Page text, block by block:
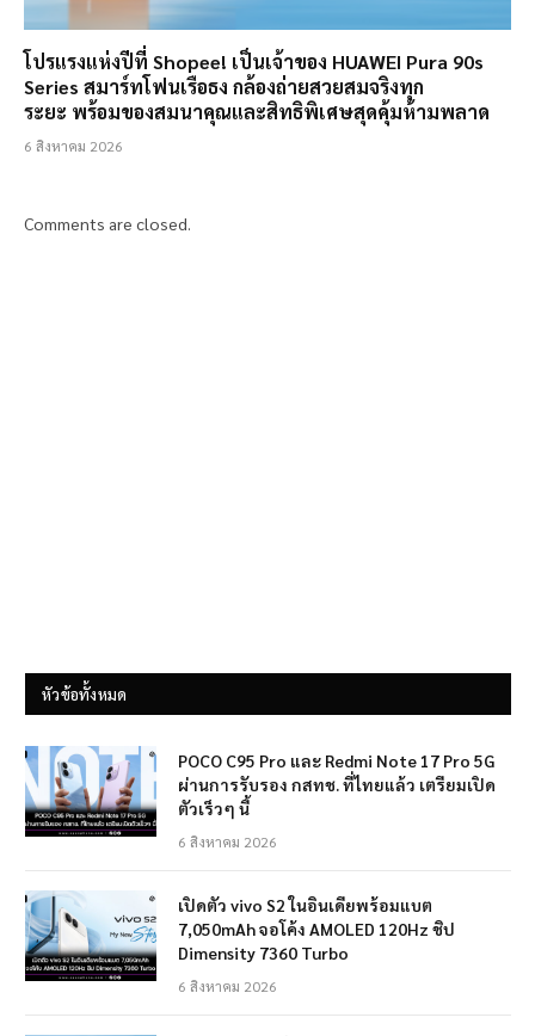
โปรแรงแห่งปีที่ Shopee! เป็นเจ้าของ HUAWEI Pura 90s
Series สมาร์ทโฟนเรือธง กล้องถ่ายสวยสมจริงทุก
ระยะ พร้อมของสมนาคุณและสิทธิพิเศษสุดคุ้มห้ามพลาด
6 สิงหาคม 2026
Comments are closed.
หัวข้อทั้งหมด
POCO C95 Pro และ Redmi Note 17 Pro 5G
ผ่านการรับรอง กสทช. ที่ไทยแล้ว เตรียมเปิด
ตัวเร็วๆ นี้
6 สิงหาคม 2026
เปิดตัว vivo S2 ในอินเดียพร้อมแบต
7,050mAh จอโค้ง AMOLED 120Hz ชิป
Dimensity 7360 Turbo
6 สิงหาคม 2026